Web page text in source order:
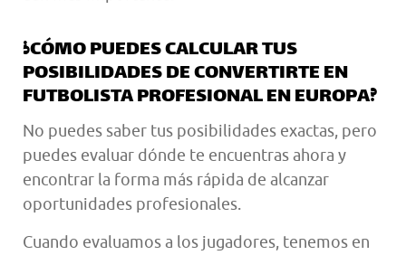
¿CÓMO PUEDES CALCULAR TUS
POSIBILIDADES DE CONVERTIRTE EN
FUTBOLISTA PROFESIONAL EN EUROPA?
No puedes saber tus posibilidades exactas, pero
puedes evaluar dónde te encuentras ahora y
encontrar la forma más rápida de alcanzar
oportunidades profesionales.
Cuando evaluamos a los jugadores, tenemos en